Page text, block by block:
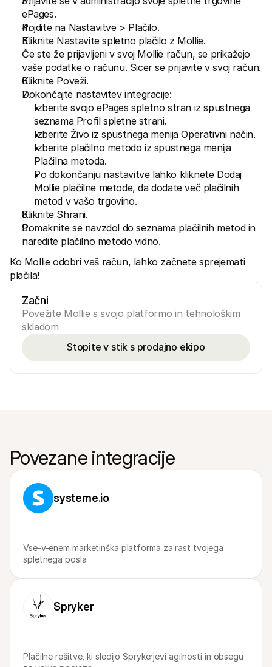
ePages.
Pojdite na Nastavitve > Plačilo.
Kliknite Nastavite spletno plačilo z Mollie.
Če ste že prijavljeni v svoj Mollie račun, se prikažejo
vaše podatke o računu. Sicer se prijavite v svoj račun.
Kliknite Poveži.
Dokončajte nastavitev integracije:
Izberite svojo ePages spletno stran iz spustnega
seznama Profil spletne strani.
Izberite Živo iz spustnega menija Operativni način.
Izberite plačilno metodo iz spustnega menija
Plačilna metoda.
Po dokončanju nastavitve lahko kliknete Dodaj
Mollie plačilne metode, da dodate več plačilnih
metod v vašo trgovino.
Kliknite Shrani.
Pomaknite se navzdol do seznama plačilnih metod in
naredite plačilno metodo vidno.
Ko Mollie odobri vaš račun, lahko začnete sprejemati
plačila!
Začni
Povežite Mollie s svojo platformo in tehnološkim
skladom
Stopite v stik s prodajno ekipo
Povezane integracije
systeme.io
Vse-v-enem marketinška platforma za rast tvojega
spletnega posla
Spryker
Plačilne rešitve, ki sledijo Sprykerjevi agilnosti in obsegu